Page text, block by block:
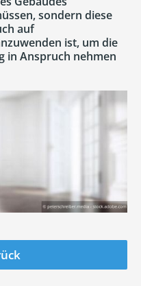
sondern diese
auf
ist, um die
in Anspruch nehmen